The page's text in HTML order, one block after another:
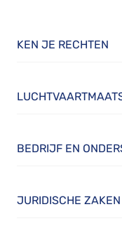
KEN JE RECHTEN
BEDRIJF EN
JURIDISCHE ZAKEN